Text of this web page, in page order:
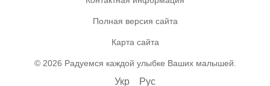
Полная версия сайта
Карта сайта
© 2026 Радуемся каждой улыбке Ваших малышей.
Укр Рус